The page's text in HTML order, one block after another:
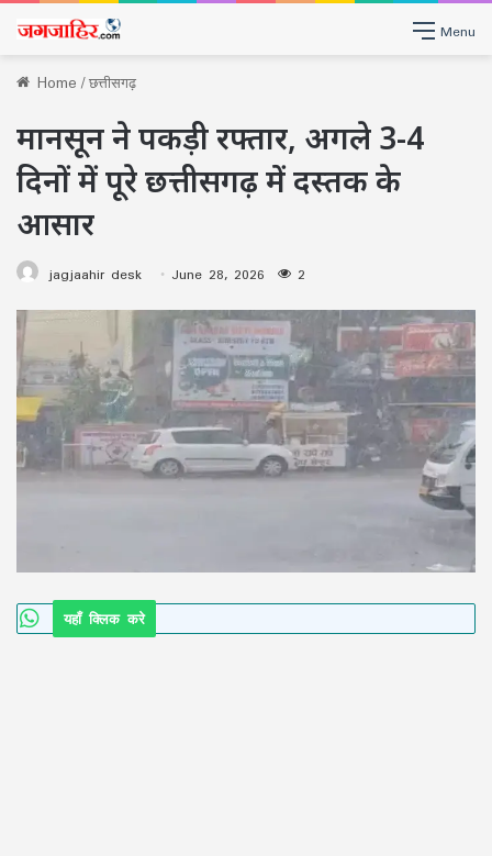
Menu
Home/छत्तीसगढ़
मानसून ने पकड़ी रफ्तार, अगले 3-4
दिनों में पूरे छत्तीसगढ़ में दस्तक के
आसार
jagjaahir desk June 28, 2026 2
यहाँ क्लिक करे